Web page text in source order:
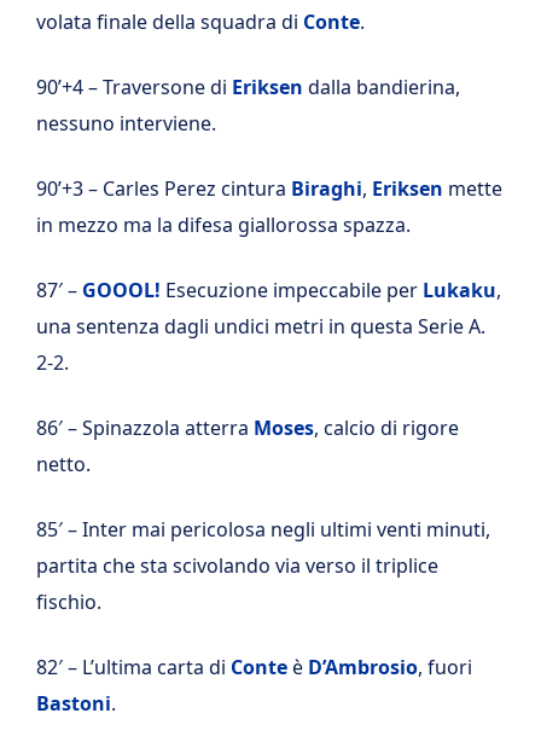
volata finale della squadra di Conte.
90’+4 – Traversone di Eriksen dalla bandierina,
nessuno interviene.
90’+3 – Carles Perez cintura Biraghi, Eriksen mette
in mezzo ma la difesa giallorossa spazza.
87′ – GOOOL! Esecuzione impeccabile per Lukaku,
una sentenza dagli undici metri in questa Serie A.
2-2.
86′ – Spinazzola atterra Moses, calcio di rigore
netto.
85′ – Inter mai pericolosa negli ultimi venti minuti,
partita che sta scivolando via verso il triplice
fischio.
82′ – L’ultima carta di Conteè D’Ambrosio, fuori
Bastoni.